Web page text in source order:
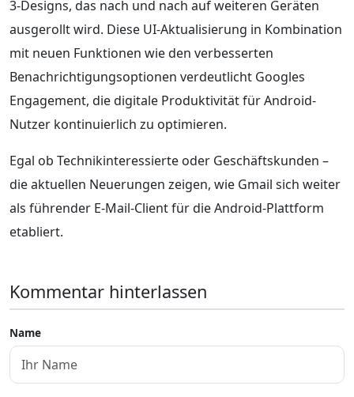
3-Designs, das nach und nach auf weiteren Geräten
ausgerollt wird. Diese UI-Aktualisierung in Kombination
mit neuen Funktionen wie den verbesserten
Benachrichtigungsoptionen verdeutlicht Googles
Engagement, die digitale Produktivität für Android-
Nutzer kontinuierlich zu optimieren.
Egal ob Technikinteressierte oder Geschäftskunden –
die aktuellen Neuerungen zeigen, wie Gmail sich weiter
als führender E-Mail-Client für die Android-Plattform
etabliert.
Kommentar hinterlassen
Name